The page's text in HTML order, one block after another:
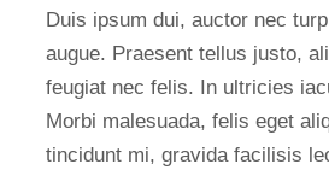
Duis ipsum dui, auctor nec
augue. Praesent tellus justo,
feugiat nec felis. In ultricies
Morbi malesuada, felis eget
tincidunt mi, gravida facilisis